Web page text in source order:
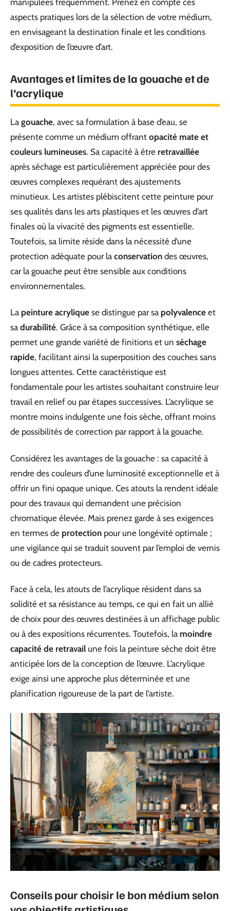
aspects pratiques lors de la sélection de votre médium,
en envisageant la destination finale et les conditions
d’exposition de l’œuvre d’art.
Avantages et limites de la gouache et de
l’acrylique
La gouache, avec sa formulation à base d’eau, se
présente comme un médium offrant opacité mate et
couleurs lumineuses. Sa capacité à être retravaillée
après séchage est particulièrement appréciée pour des
œuvres complexes requérant des ajustements
minutieux. Les artistes plébiscitent cette peinture pour
ses qualités dans les arts plastiques et les œuvres d’art
finales où la vivacité des pigments est essentielle.
Toutefois, sa limite réside dans la nécessité d’une
protection adéquate pour la conservation des œuvres,
car la gouache peut être sensible aux conditions
environnementales.
La peinture acrylique se distingue par sa polyvalence et
sa durabilité. Grâce à sa composition synthétique, elle
permet une grande variété de finitions et un séchage
rapide, facilitant ainsi la superposition des couches sans
longues attentes. Cette caractéristique est
fondamentale pour les artistes souhaitant construire leur
travail en relief ou par étapes successives. L’acrylique se
montre moins indulgente une fois sèche, offrant moins
de possibilités de correction par rapport à la gouache.
Considérez les avantages de la gouache : sa capacité à
rendre des couleurs d’une luminosité exceptionnelle et à
offrir un fini opaque unique. Ces atouts la rendent idéale
pour des travaux qui demandent une précision
chromatique élevée. Mais prenez garde à ses exigences
en termes de protection pour une longévité optimale ;
une vigilance qui se traduit souvent par l’emploi de vernis
ou de cadres protecteurs.
Face à cela, les atouts de l’acrylique résident dans sa
solidité et sa résistance au temps, ce qui en fait un allié
de choix pour des œuvres destinées à un affichage public
ou à des expositions récurrentes. Toutefois, la moindre
capacité de retravail une fois la peinture sèche doit être
anticipée lors de la conception de l’œuvre. L’acrylique
exige ainsi une approche plus déterminée et une
planification rigoureuse de la part de l’artiste.
Conseils pour choisir le bon médium selon